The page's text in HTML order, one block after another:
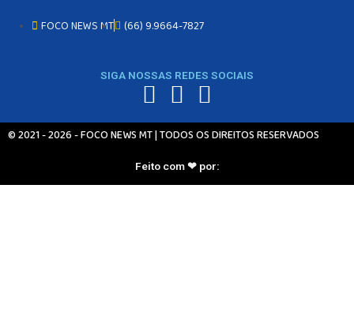
FOCO NEWS MT (66) 9.9664-7827
SIGA NOSSAS REDES SOCIAIS
© 2021 - 2026 - FOCO NEWS MT | TODOS OS DIREITOS RESERVADOS
Feito com ❤ por: